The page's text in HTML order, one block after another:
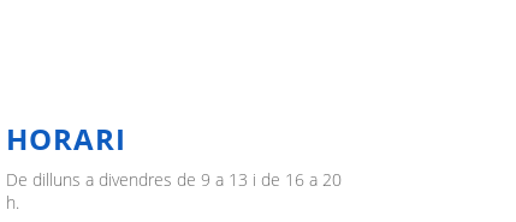
HORARI
De dilluns a divendres de 9 a 13 i de 16 a 20
h.